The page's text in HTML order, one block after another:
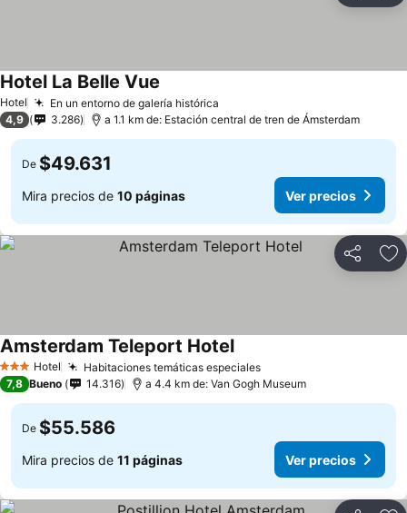
Hotel En un entorno de galería histórica
Hotel La Belle Vue
4,9 3.286 a 1.1 km de: Estación central de tren de Ámsterdam
De $49.631
Mira precios de 10 páginas Ver precios
Compartir
3 Estrellas
Hotel Habitaciones temáticas especiales
Amsterdam Teleport Hotel
7,8 Bueno 14.316 a 4.4 km de: Van Gogh Museum
De $55.586
Mira precios de 11 páginas Ver precios